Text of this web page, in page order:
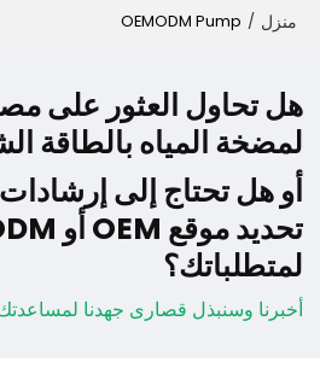
منزل /
OEMODM Pump
هل تحاول العثور على
لمضخة المياه بالطاقة
أو هل تحتاج إلى
لمتطلباتك؟
أخبرنا وسنبذل قصارى جهدنا